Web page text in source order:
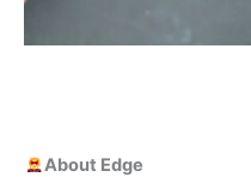
About Edge